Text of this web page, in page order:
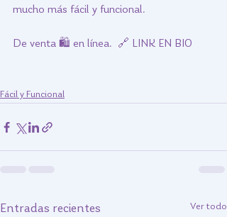
mucho más fácil y funcional.
De venta 🛍️ en línea.  🔗 LINK EN BIO
Fácil y Funcional
Entradas recientes Ver todo